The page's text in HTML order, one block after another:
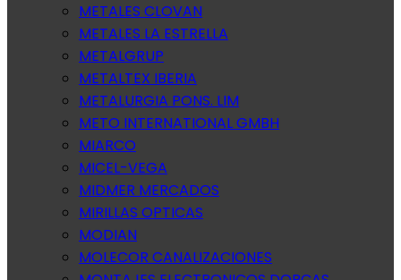
METALES CLOVAN
METALES LA ESTRELLA
METALGRUP
METALTEX IBERIA
METALURGIA PONS. LIM
METO INTERNATIONAL GMBH
MIARCO
MICEL-VEGA
MIDMER MERCADOS
MIRILLAS OPTICAS
MODIAN
MOLECOR CANALIZACIONES